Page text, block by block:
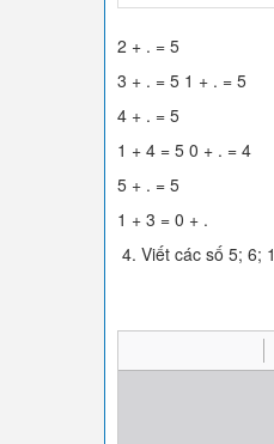
2 + . = 5
3 + . = 5 1 + . = 5
4 + . = 5
1 + 4 = 5 0 + . = 4
5 + . = 5
1 + 3 = 0 + .
4. Viết các số 5; 6;